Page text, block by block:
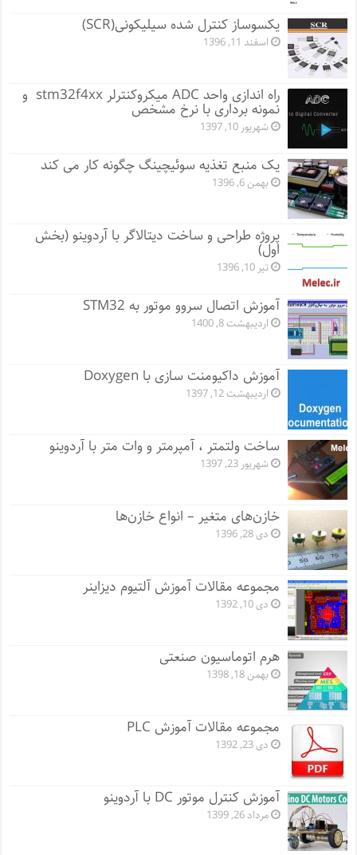
یکسوساز کنترل شده سیلیکونی(SCR)
اسفند 11, 1396
راه اندازی واحد ADC میکروکنترلر stm32f4xx و
نمونه برداری با نرخ مشخص
شهریور 10, 1397
یک منبع تغذیه سوئیچینگ چگونه کار می کند
بهمن 6, 1396
پروژه طراحی و ساخت دیتالاگر با آردوینو (بخش
اول)
تیر 10, 1396
آموزش اتصال سروو موتور به STM32
اردیبهشت 8, 1400
آموزش داکیومنت سازی با Doxygen
اردیبهشت 12, 1397
ساخت ولتمتر ، آمپرمتر و وات متر با آردوینو
شهریور 23, 1397
خازن‌های متغیر – انواع خازن‌ها
دی 28, 1396
مجموعه مقالات آموزش آلتیوم دیزاینر
دی 10, 1392
هرم اتوماسیون صنعتی
بهمن 18, 1398
مجموعه مقالات آموزش PLC
دی 23, 1392
آموزش کنترل موتور DC با آردوینو
مرداد 26, 1399